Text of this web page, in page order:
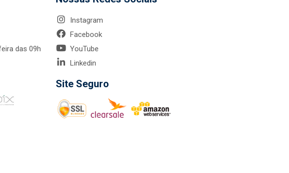
das 09h
Instagram
Facebook
YouTube
Linkedin
Site Seguro